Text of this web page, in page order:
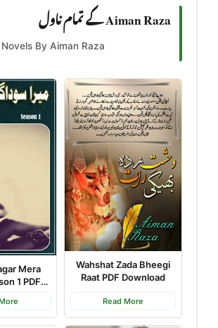
Aiman Raza کے تمام ناول
By Aiman Raza
Mera
1 PDF
Wahshat Zada Bheegi
Raat PDF Download
Read More